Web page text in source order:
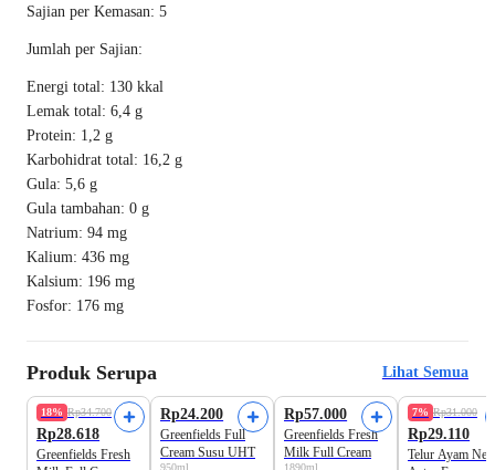
Sajian per Kemasan: 5
Jumlah per Sajian:
Energi total: 130 kkal
Lemak total: 6,4 g
Protein: 1,2 g
Karbohidrat total: 16,2 g
Gula: 5,6 g
Gula tambahan: 0 g
Natrium: 94 mg
Kalium: 436 mg
Kalsium: 196 mg
Fosfor: 176 mg
Produk Serupa Lihat Semua
18% Rp34.700
Rp28.618
Greenfields Fresh
Rp24.200
Greenfields Full
Cream Susu UHT
950ml
Rp57.000
Greenfields Fresh
Milk Full Cream
1890ml
7% Rp31.000
Rp29.110
Telur Ayam